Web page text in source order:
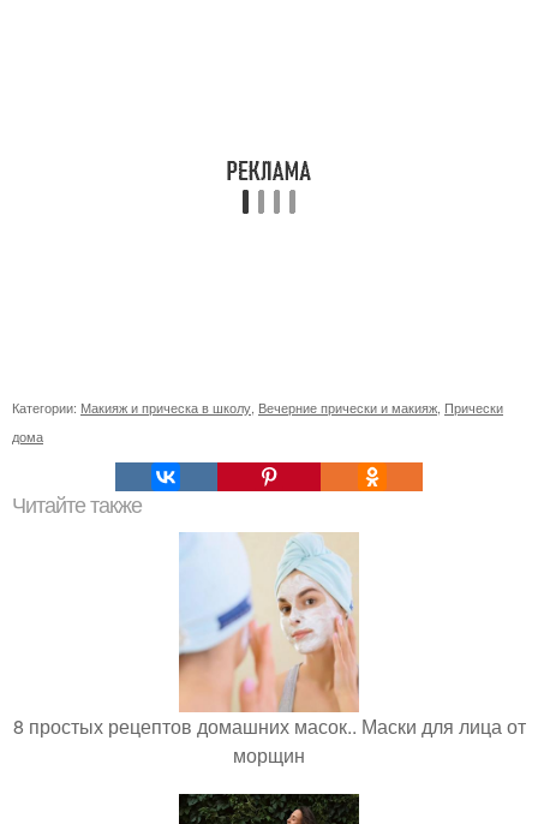
Категории: Макияж и прическа в школу Вечерние прически и макияж Прически
дома
Читайте также
8 простых рецептов домашних масок.. Маски для лица от
морщин